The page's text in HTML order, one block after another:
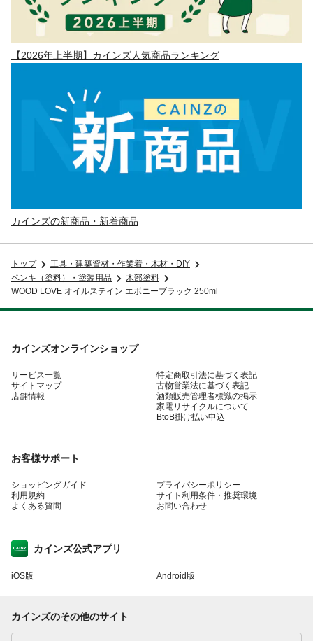
【2026年上半期】カインズ人気商品ランキング
カインズの新商品・新着商品
トップ
工具・建築資材・作業着・木材・DIY
ペンキ（塗料）・塗装用品
木部塗料
WOOD LOVE オイルステイン エボニーブラック 250ml
カインズオンラインショップ
サービス一覧
サイトマップ
店舗情報
特定商取引法に基づく表記
古物営業法に基づく表記
酒類販売管理者標識の掲示
家電リサイクルについて
BtoB掛け払い申込
お客様サポート
ショッピングガイド
利用規約
よくある質問
プライバシーポリシー
サイト利用条件・推奨環境
お問い合わせ
カインズ公式アプリ
iOS版 Android版
カインズのその他のサイト